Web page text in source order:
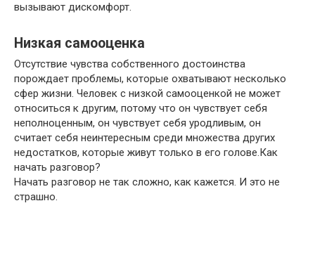
вызывают дискомфорт.
Низкая самооценка
Отсутствие чувства собственного достоинства
порождает проблемы, которые охватывают несколько
сфер жизни. Человек с низкой самооценкой не может
относиться к другим, потому что он чувствует себя
неполноценным, он чувствует себя уродливым, он
считает себя неинтересным среди множества других
недостатков, которые живут только в его голове.Как
начать разговор?
Начать разговор не так сложно, как кажется. И это не
страшно.